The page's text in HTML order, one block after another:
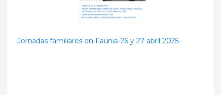
Jornadas familiares en Faunia-26 y 27 abril 2025